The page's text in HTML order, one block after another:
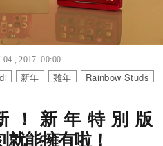
04 , 2017 00:00
新年 雞年 Rainbow Studs
！新年特別版
能擁有啦！